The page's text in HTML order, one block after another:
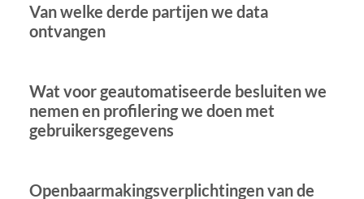
Van welke derde partijen we data
ontvangen
Wat voor geautomatiseerde besluiten we
nemen en profilering we doen met
gebruikersgegevens
Openbaarmakingsverplichtingen van de